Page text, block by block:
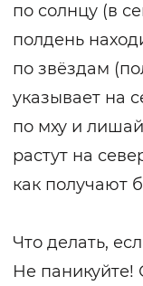
по солнцу (в
полдень
по звёздам
указывает на
по мху и
растут на
как получают
Что делать,
Не паникуйте!